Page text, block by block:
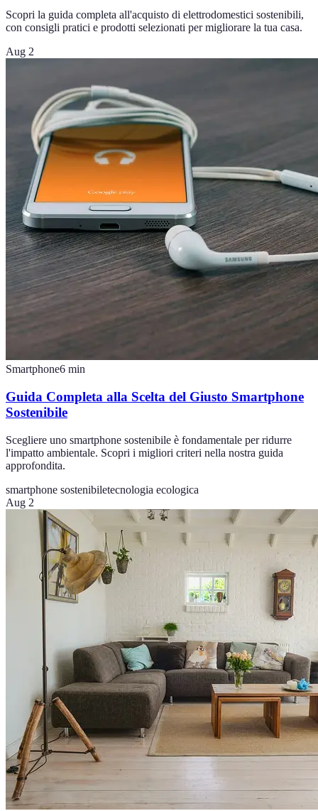
Scopri la guida completa all'acquisto di elettrodomestici sostenibili,
con consigli pratici e prodotti selezionati per migliorare la tua casa.
Aug 2
Smartphone6 min
Guida Completa alla Scelta del Giusto Smartphone
Sostenibile
Scegliere uno smartphone sostenibile è fondamentale per ridurre
l'impatto ambientale. Scopri i migliori criteri nella nostra guida
approfondita.
smartphone sostenibiletecnologia ecologica
Aug 2